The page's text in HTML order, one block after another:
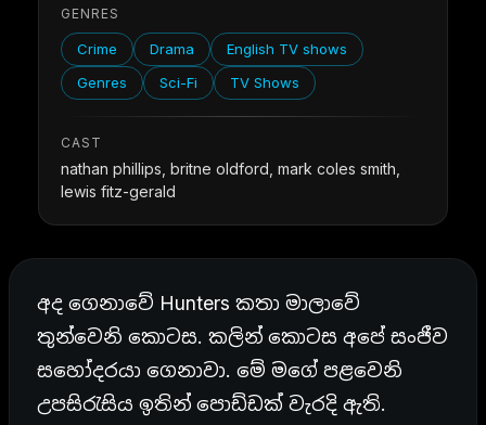
GENRES
Crime Drama
English TV shows
Genres
Sci-Fi TV Shows
CAST
nathan phillips, britne oldford, mark coles smith,
lewis fitz-gerald
අද ගෙනාවේ Hunters කතා මාලාවේ
තුන්වෙනි කොටස. කලින් කොටස අපේ සංජීව
සහෝදරයා ගෙනාවා. මේ මගේ පළවෙනි
උපසිරැසිය ඉතින් පොඩ්ඩක් වැරදි ඇති.